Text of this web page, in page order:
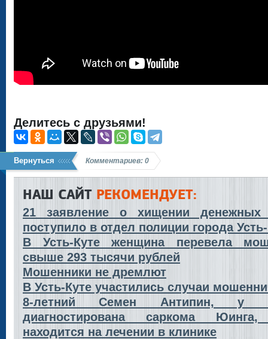
Делитесь с друзьями!
Вернуться Комментариев: 0
НАШ САЙТРЕКОМЕНДУЕТ:
21 заявление о хищении денежных
поступило в отдел полиции города
В Усть-Куте женщина перевела
свыше 293 тысячи рублей
Мошенники не дремлют
В Усть-Куте участились случаи
8-летний Семен Антипин, у
диагностирована саркома Юинга,
находится на лечении в клинике